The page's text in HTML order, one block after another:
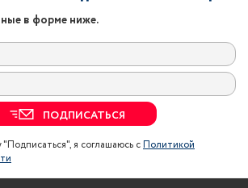
в форме ниже.
ПОДПИСАТЬСЯ
я соглашаюсь сПолитикой